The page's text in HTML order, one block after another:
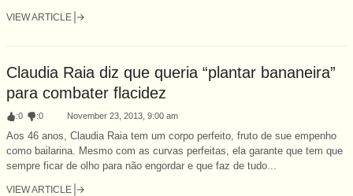
VIEW ARTICLE
Claudia Raia diz que queria “plantar bananeira”
para combater flacidez
:0 :0 November 23, 2013, 9:00 am
Aos 46 anos, Claudia Raia tem um corpo perfeito, fruto de sue empenho
como bailarina. Mesmo com as curvas perfeitas, ela garante que tem que
sempre ficar de olho para não engordar e que faz de tudo...
VIEW ARTICLE